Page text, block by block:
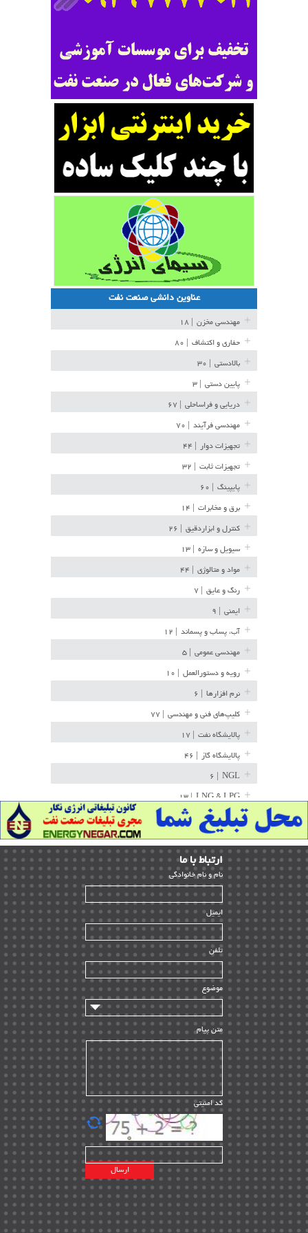
عناوین دانشی صنعت نفت
مهندسی مخزن
حفاری و اکتشاف
بالادستی
پایین دستی
دریایی و فراساحلی
مهندسی فرآیند
تجهیزات دوار
تجهیزات ثابت
پایپینگ
برق و مخابرات
کنترل و ابزاردقیق
سیویل و سازه
مواد و متالوژی
رنگ و عایق
ایمنی
آب، پساب و پسماند
مهندسی عمومی
رویه و دستورالعمل
نرم افزارها
کلیپ‌های فنی و مهندسی
پالایشگاه نفت
پالایشگاه گاز
NGL
LNG & LPG | ۱۳
خط لوله | ۳۶
مخازن ذخیره | ۱۵
پتروشیمی | ۱۴
بازرسی و QC | ۱۵
HSE | ۳۹
ساخت و نصب | ۱۲
راه اندازی | ۹
سازندگان و تامین کنندگان | ۱۰
تامین مالی و سرمایه گذاری | ۳۲
ماشین آلات
مدیریت پروژه
مدیریت دانش
مدیریت سازمانی و عمومی | ۲
تأمین کالا | ۱۳
EPC | ۲۰
پیمانکاران بین المللی | ۸
اطلاعات انرژی کشورها | ۱۴
پروژه های خارجی | ۱۵
نقشه های نفت و گاز خارجی | ۱۰
شرکت های نفتی | ۱۴
پلانت های فعال | ۴۰
ارﺗﺒﺎط ﺑﺎ ما
ﻧﺎم و ﻧﺎم ﺧﺎﻧﻮادﮔﻰ
ایمیل
تلفن
موضوع
متن پیام
کد امنیتی